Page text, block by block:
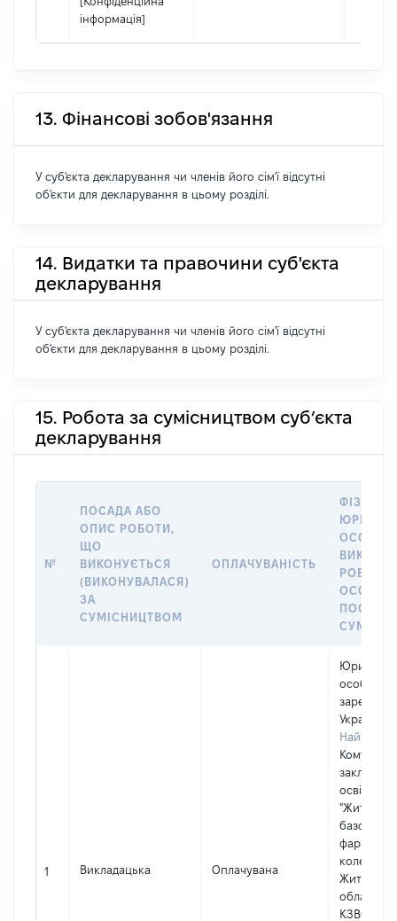
інформація]
13. Фінансові зобов'язання
У суб'єкта декларування чи членів його сім'ї відсутні
об'єкти для декларування в цьому розділі.
14. Видатки та правочини суб'єкта
декларування
У суб'єкта декларування чи членів його сім'ї відсутні
об'єкти для декларування в цьому розділі.
15. Робота за сумісництвом суб’єкта
декларування
№
ПОСАДА АБО
ОПИС РОБОТИ,
ЩО
ВИКОНУЄТЬСЯ
(ВИКОНУВАЛАСЯ)
ЗА
СУМІСНИЦТВОМ
ОПЛАЧУВАНІСТЬ
ОСОБА,
РОБОТА
ОСОБА
ПОСАДУ
1 Викладацька Оплачувана
Юридична
особа,
Україні
заклад
освіти
базовий
коледж"
обласної
КЗВО